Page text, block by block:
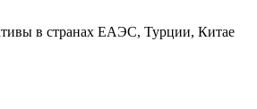
в странах ЕАЭС, Турции, Китае